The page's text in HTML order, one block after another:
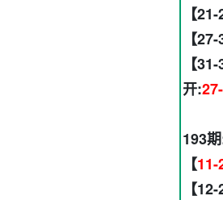
【
【
【
开:
193
【11-
【